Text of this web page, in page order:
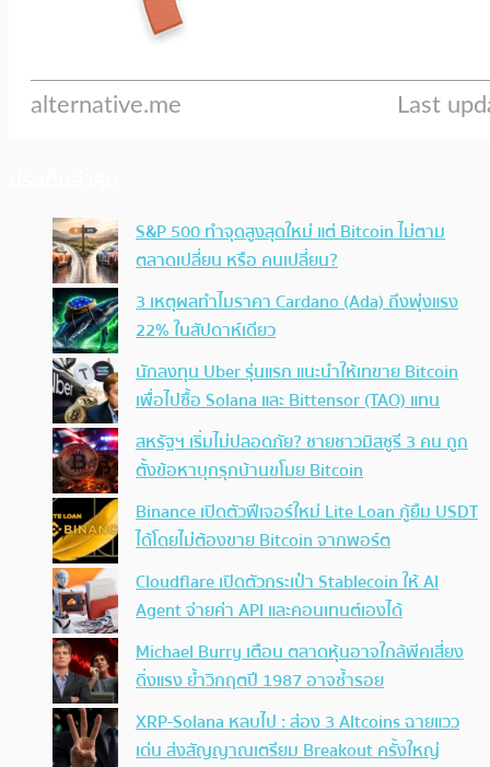
S&P 500 ทำจุดสูงสุดใหม่ แต่ Bitcoin ไม่ตาม
ตลาดเปลี่ยน หรือ คนเปลี่ยน?
3 เหตุผลทำไมราคา Cardano (Ada) ถึงพุ่งแรง
22% ในสัปดาห์เดียว
นักลงทุน Uber รุ่นแรก แนะนำให้เทขาย Bitcoin
เพื่อไปซื้อ Solana และ Bittensor (TAO) แทน
สหรัฐฯ เริ่มไม่ปลอดภัย? ชายชาวมิสซูรี 3 คน ถูก
ตั้งข้อหาบุกรุกบ้านขโมย Bitcoin
Binance เปิดตัวฟีเจอร์ใหม่ Lite Loan กู้ยืม USDT
ได้โดยไม่ต้องขาย Bitcoin จากพอร์ต
Cloudflare เปิดตัวกระเป๋า Stablecoin ให้ AI
Agent จ่ายค่า API และคอนเทนต์เองได้
Michael Burry เตือน ตลาดหุ้นอาจใกล้พีคเสี่ยง
ดิ่งแรง ย้ำวิกฤตปี 1987 อาจซ้ำรอย
XRP-Solana หลบไป : ส่อง 3 Altcoins ฉายแวว
เด่น ส่งสัญญาณเตรียม Breakout ครั้งใหญ่